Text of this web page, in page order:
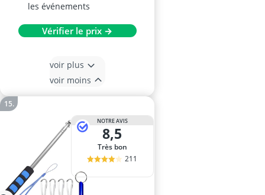
les événements
Vérifier le prix →
voir plus
voir moins
NOTRE AVIS
8,5
Très bon
211